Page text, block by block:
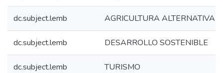
dc.subject.lemb AGRICULTURA ALTERNATIVA
dc.subject.lemb DESARROLLO SOSTENIBLE
dc.subject.lemb TURISMO